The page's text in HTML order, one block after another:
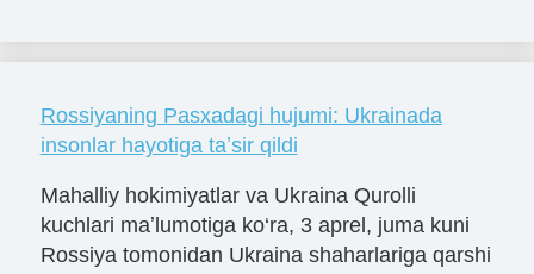
Rossiyaning Pasxadagi hujumi: Ukrainada
insonlar hayotiga taʼsir qildi
Mahalliy hokimiyatlar va Ukraina Qurolli
kuchlari maʼlumotiga ko‘ra, 3 aprel, juma kuni
Rossiya tomonidan Ukraina shaharlariga qarshi